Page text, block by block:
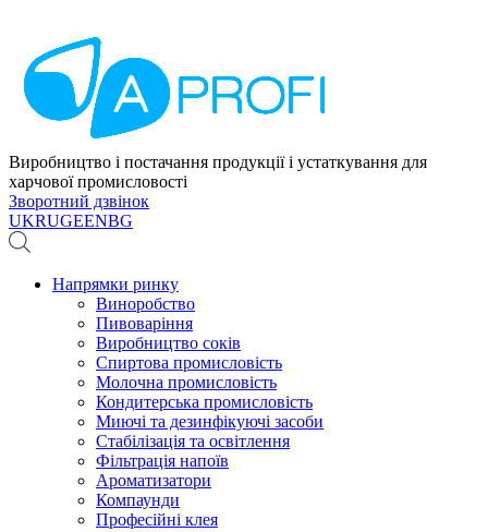
Виробництво і постачання продукції і устаткування для
харчової промисловості
Зворотний дзвінок
UKRUGEENBG
Напрямки ринку
Виноробство
Пивоваріння
Виробництво соків
Спиртова промисловість
Молочна промисловість
Кондитерська промисловість
Миючі та дезинфікуючі засоби
Стабілізація та освітлення
Фільтрація напоїв
Ароматизатори
Компаунди
Професійні клея